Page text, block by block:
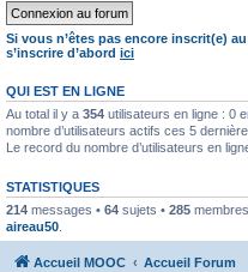
Si vous n’êtes pas encore inscrit(e)
s’inscrire d’abord ici
QUI EST EN LIGNE
Au total il y a 354 utilisateurs en ligne : 0
nombre d’utilisateurs actifs ces 5
Le record du nombre d’utilisateurs en
STATISTIQUES
214 messages • 64 sujets • 285
aireau50
Accueil MOOC Accueil Forum